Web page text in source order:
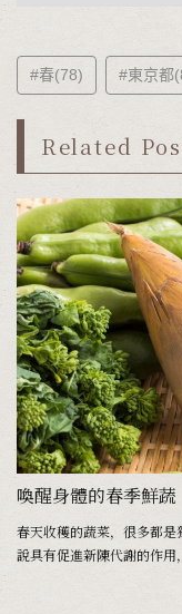
#春(78) #東京都
Related
喚醒身體的春季鮮蔬
春天收穫的蔬菜，很多都
說具有促進新陳代謝的作用